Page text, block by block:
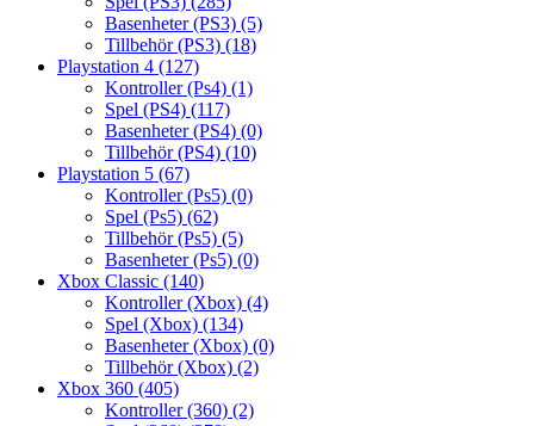
Basenheter (PS3) (5)
Tillbehör (PS3) (18)
Playstation 4 (127)
Kontroller (Ps4) (1)
Spel (PS4) (117)
Basenheter (PS4) (0)
Tillbehör (PS4) (10)
Playstation 5 (67)
Kontroller (Ps5) (0)
Spel (Ps5) (62)
Tillbehör (Ps5) (5)
Basenheter (Ps5) (0)
Xbox Classic (140)
Kontroller (Xbox) (4)
Spel (Xbox) (134)
Basenheter (Xbox) (0)
Tillbehör (Xbox) (2)
Xbox 360 (405)
Kontroller (360) (2)